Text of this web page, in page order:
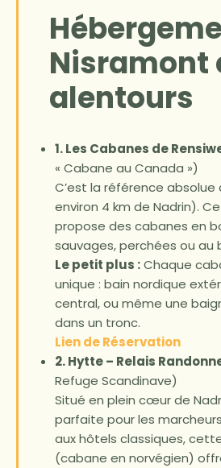
Nisramont
alentours
1. Les Cabanes de
« Cabane au Canada »)
C’est la référence absolue
environ 4 km de Nadrin).
propose des cabanes en
sauvages, perchées ou au
Le petit plus :Chaque
unique : bain nordique
central, ou même une
dans un tronc.
Lien de Réservation
2. Hytte – Relais
Refuge Scandinave)
Situé en plein cœur de
parfaite pour les
aux hôtels classiques,
(cabane en norvégien)